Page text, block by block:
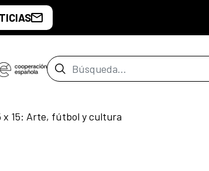
Barra de búsqueda
x 15: Arte, fútbol y cultura